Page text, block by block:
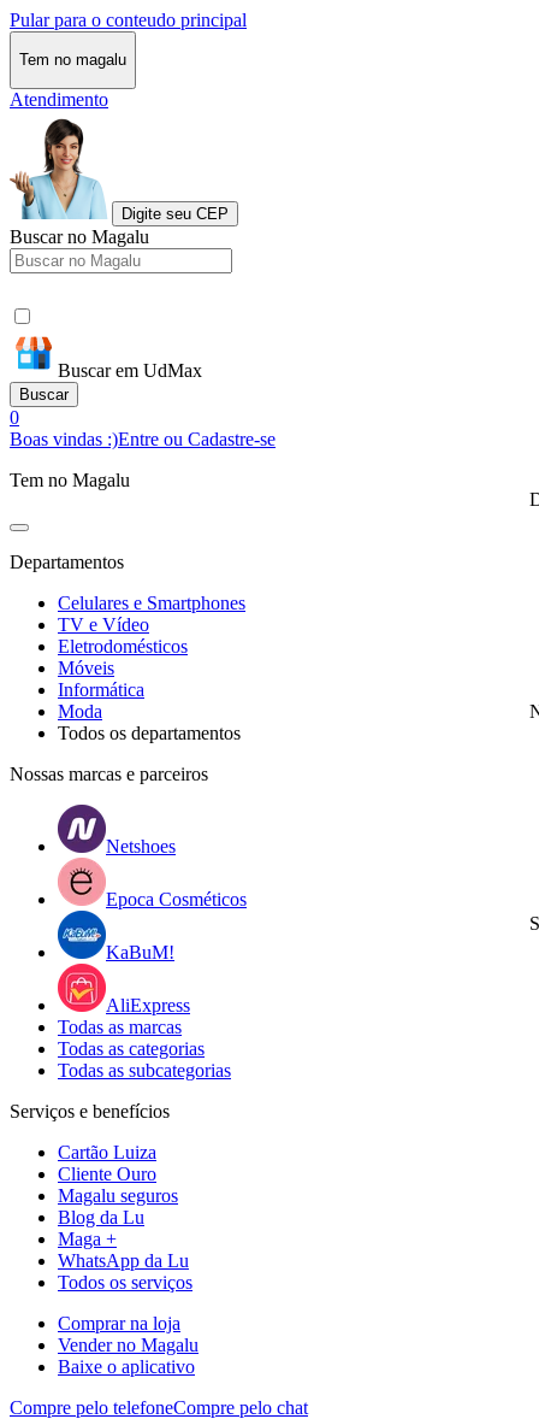
Pular para o conteudo principal
Tem no magalu
Atendimento
Digite seu CEP
Buscar no Magalu
Buscar em UdMax
Buscar
0
Boas vindas :)Entre ou Cadastre-se
Tem no Magalu
Departamentos
Celulares e Smartphones
TV e Vídeo
Eletrodomésticos
Móveis
Informática
Moda
Todos os departamentos
Nossas marcas e parceiros
Netshoes
Epoca Cosméticos
KaBuM!
AliExpress
Todas as marcas
Todas as categorias
Todas as subcategorias
Serviços e benefícios
Cartão Luiza
Cliente Ouro
Magalu seguros
Blog da Lu
Maga +
WhatsApp da Lu
Todos os serviços
Comprar na loja
Vender no Magalu
Baixe o aplicativo
Compre pelo telefoneCompre pelo chat